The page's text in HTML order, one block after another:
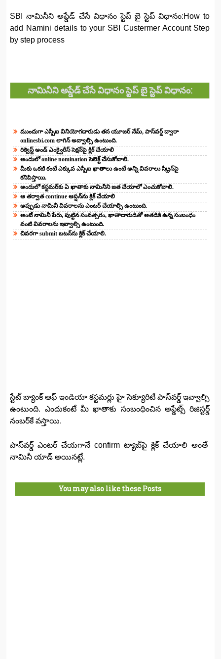
SBI నామినీని అప్డేడ్‌ చేసే విధానం స్టెప్ బై స్టెప్ విధానం:How to
add Namini details to your SBI Custermer Account Step
by step process
నామినీని అప్డేడ్‌ చేసే విధానం స్టెప్ బై స్టెప్ విధానం:
ముందుగా ఎస్బీఐ వినియోగదారుడు తన యూజర్‌ నేమ్, పాస్‌వర్డ్‌ ద్వారా
onlinesbi.com లాగిన్‌ అవ్వాల్సి ఉంటుంది.
రిక్వెస్ట్‌ అండ్‌ ఎంక్వైరీస్‌ సెక్షన్‌పై క్లిక్‌ చేయాలి
అందులో online nomination సెలెక్ట్‌ చేసుకోవాలి.
మీకు ఒకటి కంటే ఎక్కువ ఎస్బీఐ ఖాతాలు ఉంటే అన్ని వివరాలు స్క్రీన్‌పై
కనిపిస్తాయి.
అందులో కస్టమర్‌కు ఏ ఖాతాకు నామినీని జత చేయాలో ఎంచుకోవాలి.
ఆ తర్వాత continue ఆప్షన్‌ను క్లిక్‌ చేయాలి
అప్పుడు నామినీ వివరాలను ఎంటర్‌ చేయాల్సి ఉంటుంది.
అంటే నామినీ పేరు, పుట్టిన సంవత్సరం, ఖాతాదారుడితో అతడికి ఉన్న సంబంధం
వంటి వివరాలను ఇవ్వాల్సి ఉంటుంది.
చివరగా submit బటన్‌ను క్లిక్‌ చేయాలి.
స్టేట్‌ బ్యాంక్‌ ఆఫ్‌ ఇండియా కస్టమర్లు హై సెక్యూరిటీ పాస్‌వర్డ్‌ ఇవ్వాల్సి
ఉంటుంది. ఎందుకంటే మీ ఖాతాకు సంబంధించిన అప్డేట్స్‌ రిజిస్టర్డ్‌
నంబర్‌కే వస్తాయి.
పాస్‌వర్డ్‌ ఎంటర్‌ చేయగానే confirm ట్యాబ్‌పై క్లిక్‌ చేయాలి అంతే
నామినీ యాడ్‌ అయినట్లే.
You may also like these Posts